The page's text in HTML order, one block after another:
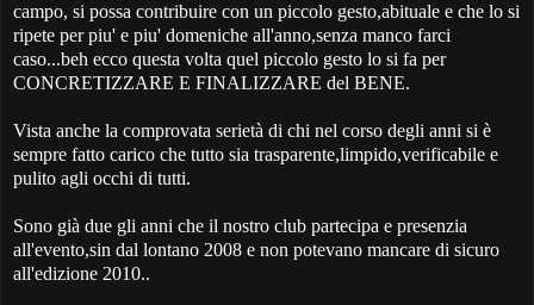
campo, si possa contribuire con un piccolo gesto,abituale e che lo si
ripete per piu' e piu' domeniche all'anno,senza manco farci
caso...beh ecco questa volta quel piccolo gesto lo si fa per
CONCRETIZZARE E FINALIZZARE del BENE.
Vista anche la comprovata serietà di chi nel corso degli anni si è
sempre fatto carico che tutto sia trasparente,limpido,verificabile e
pulito agli occhi di tutti.
Sono già due gli anni che il nostro club partecipa e presenzia
all'evento,sin dal lontano 2008 e non potevano mancare di sicuro
all'edizione 2010..